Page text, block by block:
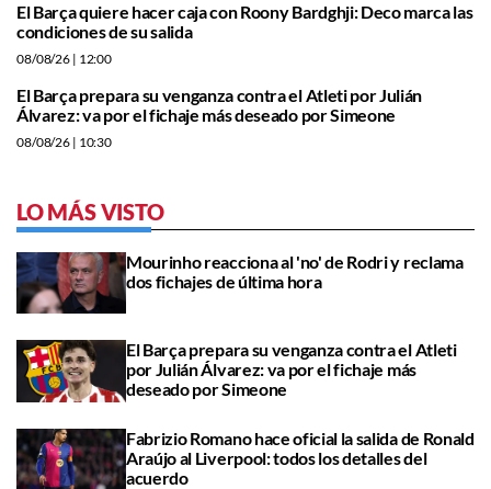
El Barça quiere hacer caja con Roony Bardghji: Deco marca las
condiciones de su salida
08/08/26 | 12:00
El Barça prepara su venganza contra el Atleti por Julián
Álvarez: va por el fichaje más deseado por Simeone
08/08/26 | 10:30
LO MÁS VISTO
Mourinho reacciona al 'no' de Rodri y reclama
dos fichajes de última hora
El Barça prepara su venganza contra el Atleti
por Julián Álvarez: va por el fichaje más
deseado por Simeone
Fabrizio Romano hace oficial la salida de Ronald
Araújo al Liverpool: todos los detalles del
acuerdo